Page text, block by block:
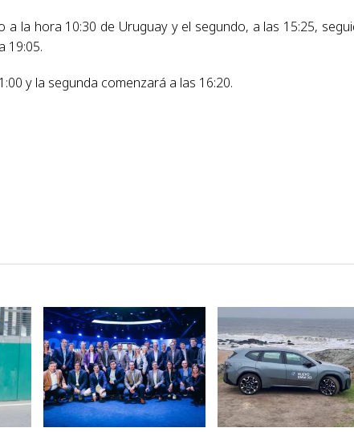
la hora 10:30 de Uruguay y el segundo, a las 15:25,
19:05.
y la segunda comenzará a las 16:20.
VER NOTA VER NOTA